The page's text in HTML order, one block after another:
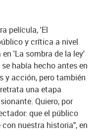
película, 'El
y crítica a nivel
'La sombra de la ley'
había hecho antes en
y acción, pero también
una etapa
Quiero, por
que el público
nuestra historia", en